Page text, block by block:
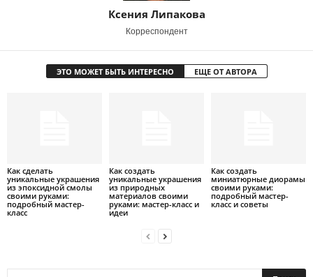
Ксения Липакова
Корреспондент
ЭТО МОЖЕТ БЫТЬ ИНТЕРЕСНО ЕЩЕ ОТ АВТОРА
Как сделать
уникальные украшения
из эпоксидной смолы
своими руками:
подробный мастер-
класс
Как создать
уникальные украшения
из природных
материалов своими
руками: мастер-класс и
идеи
Как создать
миниатюрные диорамы
своими руками:
подробный мастер-
класс и советы